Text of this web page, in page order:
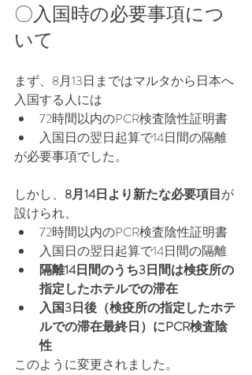
〇入国時の必要事項につ
いて
まず、8月13日まではマルタから日本へ
入国する人には
72時間以内のPCR検査陰性証明書
入国日の翌日起算で14日間の隔離
が必要事項でした。
しかし、 8月14日より新たな必要項目が
設けられ、
72時間以内のPCR検査陰性証明書
入国日の翌日起算で14日間の隔離
隔離14日間のうち3日間は検疫所の
指定したホテルでの滞在
入国3日後（検疫所の指定したホテ
ルでの滞在最終日）にPCR検査陰
性
このように変更されました。